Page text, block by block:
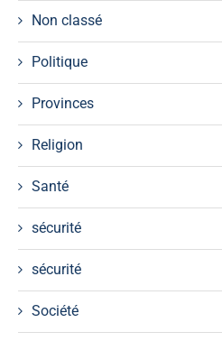
Non classé
Politique
Provinces
Religion
Santé
sécurité
sécurité
Société